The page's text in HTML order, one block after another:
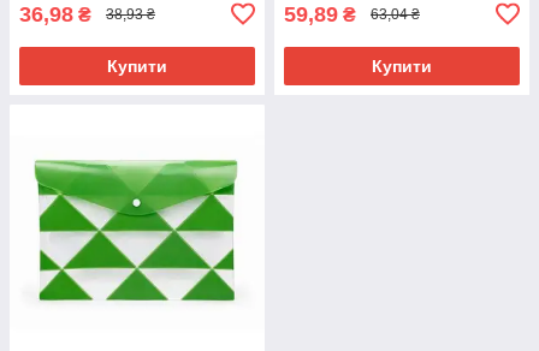
36,98 ₴ 38,93 ₴
Купити
59,89 ₴ 63,04 ₴
Купити